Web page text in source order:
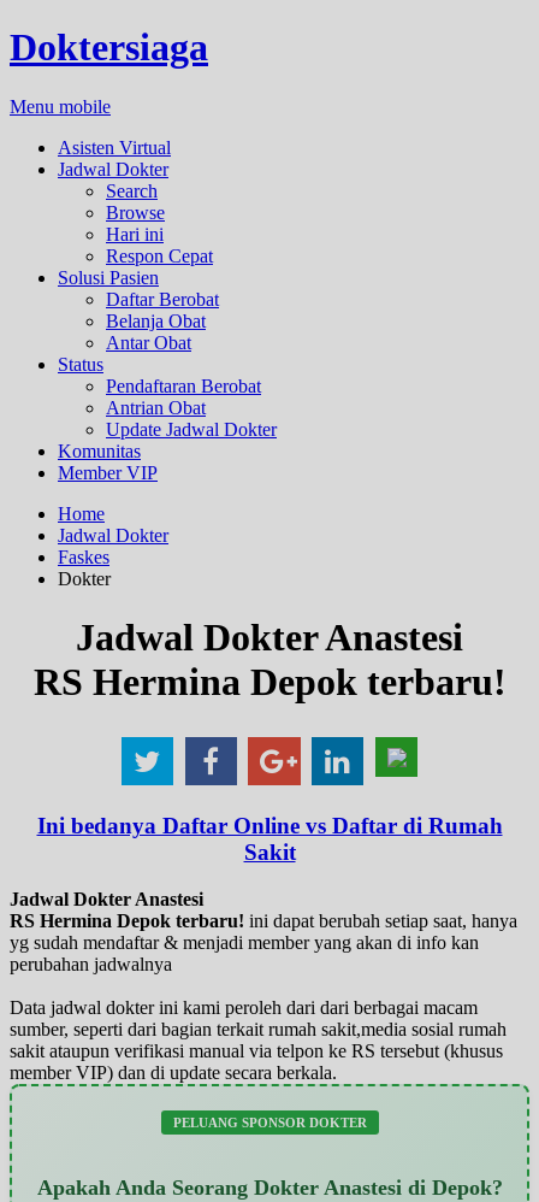
Doktersiaga
Menu mobile
Asisten Virtual
Jadwal Dokter
Search
Browse
Hari ini
Respon Cepat
Solusi Pasien
Daftar Berobat
Belanja Obat
Antar Obat
Status
Pendaftaran Berobat
Antrian Obat
Update Jadwal Dokter
Komunitas
Member VIP
Home
Jadwal Dokter
Faskes
Dokter
Jadwal Dokter Anastesi
RS Hermina Depok terbaru!
Ini bedanya Daftar Online vs Daftar di Rumah
Sakit
Jadwal Dokter Anastesi
RS Hermina Depok terbaru! ini dapat berubah setiap saat, hanya
yg sudah mendaftar & menjadi member yang akan di info kan
perubahan jadwalnya
Data jadwal dokter ini kami peroleh dari dari berbagai macam
sumber, seperti dari bagian terkait rumah sakit,media sosial rumah
sakit ataupun verifikasi manual via telpon ke RS tersebut (khusus
member VIP) dan di update secara berkala.
PELUANG SPONSOR DOKTER
Apakah Anda Seorang Dokter Anastesi di Depok?